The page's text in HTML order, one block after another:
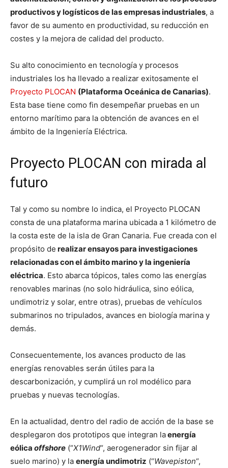
productivos y logísticos de las empresas industriales, a
favor de su aumento en productividad, su reducción en
costes y la mejora de calidad del producto.
Su alto conocimiento en tecnología y procesos
industriales los ha llevado a realizar exitosamente el
Proyecto PLOCAN (Plataforma Oceánica de Canarias).
Esta base tiene como fin desempeñar pruebas en un
entorno marítimo para la obtención de avances en el
ámbito de la Ingeniería Eléctrica.
Proyecto PLOCAN con mirada al
futuro
Tal y como su nombre lo indica, el Proyecto PLOCAN
consta de una plataforma marina ubicada a 1 kilómetro de
la costa este de la isla de Gran Canaria. Fue creada con el
propósito de realizar ensayos para investigaciones
relacionadas con el ámbito marino y la ingeniería
eléctrica. Esto abarca tópicos, tales como las energías
renovables marinas (no solo hidráulica, sino eólica,
undimotriz y solar, entre otras), pruebas de vehículos
submarinos no tripulados, avances en biología marina y
demás.
Consecuentemente, los avances producto de las
energías renovables serán útiles para la
descarbonización, y cumplirá un rol modélico para
pruebas y nuevas tecnologías.
En la actualidad, dentro del radio de acción de la base se
desplegaron dos prototipos que integran laenergía
eólica offshore (“X1Wind“, aerogenerador sin fijar al
suelo marino) y la energía undimotriz (“Wavepiston“,